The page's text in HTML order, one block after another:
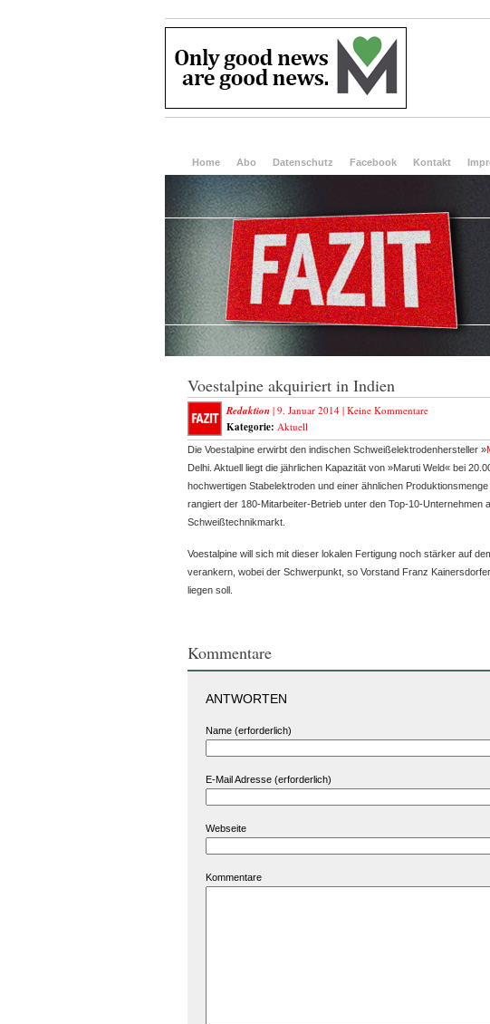
Home Abo Datenschutz Facebook Kontakt
Voestalpine akquiriert in Indien
Redaktion | 9. Januar 2014 | Keine Kommentare
Kategorie: Aktuell
Die Voestalpine erwirbt den indischen Schweißelektrodenhersteller »
Delhi. Aktuell liegt die jährlichen Kapazität von »Maruti Weld« bei
hochwertigen Stabelektroden und einer ähnlichen
rangiert der 180-Mitarbeiter-Betrieb unter den Top-10-Unternehmen
Schweißtechnikmarkt.
Voestalpine will sich mit dieser lokalen Fertigung noch stärker auf
verankern, wobei der Schwerpunkt, so Vorstand Franz
liegen soll.
Kommentare
ANTWORTEN
Name (erforderlich)
E-Mail Adresse (erforderlich)
Webseite
Kommentare